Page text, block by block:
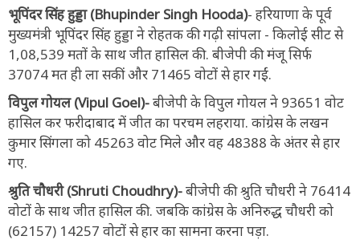
भूपिंदर सिंह हुड्डा (Bhupinder Singh Hooda)- हरियाणा के पूर्व
मुख्यमंत्री भूपिंदर सिंह हुड्डा ने रोहतक की गढ़ी सांपला - किलोई सीट से
1,08,539 मतों के साथ जीत हासिल की. बीजेपी की मंजू सिर्फ
37074 मत ही ला सकीं और 71465 वोटों से हार गईं.
विपुल गोयल (Vipul Goel)-बीजेपी के विपुल गोयल ने 93651 वोट
हासिल कर फरीदाबाद में जीत का परचम लहराया. कांग्रेस के लखन
कुमार सिंगला को 45263 वोट मिले और वह 48388 के अंतर से हार
गए.
श्रुति चौधरी (Shruti Choudhry)-बीजेपी की श्रुति चौधरी ने 76414
वोटों के साथ जीत हासिल की. जबकि कांग्रेस के अनिरुद्ध चौधरी को
(62157) 14257 वोटों से हार का सामना करना पड़ा.